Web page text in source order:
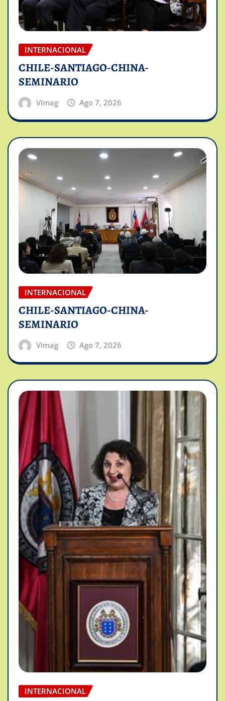
INTERNACIONAL
CHILE-SANTIAGO-CHINA-
SEMINARIO
Vimag Ago 7, 2026
INTERNACIONAL
CHILE-SANTIAGO-CHINA-
SEMINARIO
Vimag Ago 7, 2026
INTERNACIONAL